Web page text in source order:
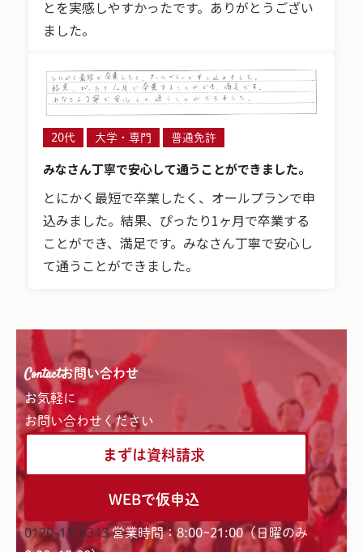
とを実感しやすかったです。ありがとうござい
ました。
20代 大学・専門 普通免許
みなさん丁寧で安心して通うことができました。
とにかく最短で卒業したく、オールプランで申
込みました。結果、ぴったり1ヶ月で卒業する
ことができ、満足です。みなさん丁寧で安心し
て通うことができました。
Contactお問い合わせ
お気軽に
お問い合わせください
まずは資料請求
WEBで仮申込
0120-15-6343 営業時間：8:00~21:00（日曜のみ